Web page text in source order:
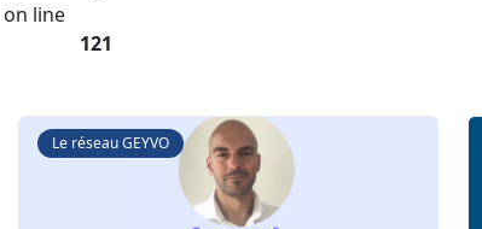
on line
121
Le réseau GEYVO